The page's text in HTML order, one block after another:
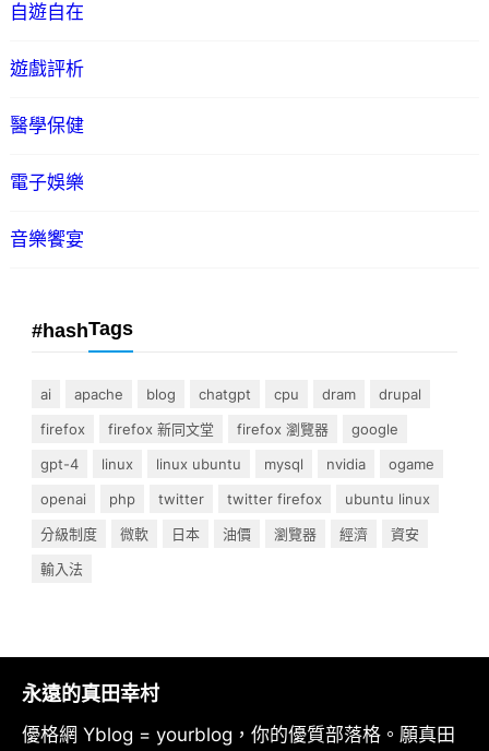
自遊自在
遊戲評析
醫學保健
電子娛樂
音樂饗宴
#hashTags
ai apache blog chatgpt cpu dram
drupal
firefox
firefox 新同文堂 firefox 瀏覽器
google
gpt-4
linux linux ubuntu mysql nvidia
ogame
openai
php twitter twitter firefox
ubuntu linux
分級制度
微軟 日本 油價 瀏覽器 經濟
資安
輸入法
永遠的真田幸村
優格網 Yblog = yourblog，你的優質部落格。願真田